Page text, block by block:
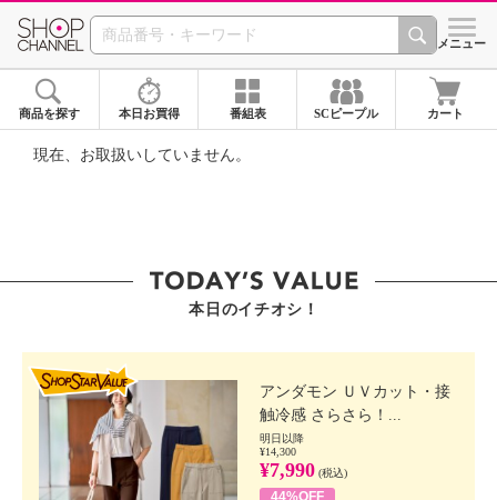
SHOP CHANNEL ショッ
メニュー
商品を探す 本日お買得 番組表 SCピープル カート
現在、お取扱いしていません。
本日のイチオシ！
アンダモン ＵＶカット・接
触冷感 さらさら！...
明日以降
¥14,300
¥7,990 (税込)
44%OFF